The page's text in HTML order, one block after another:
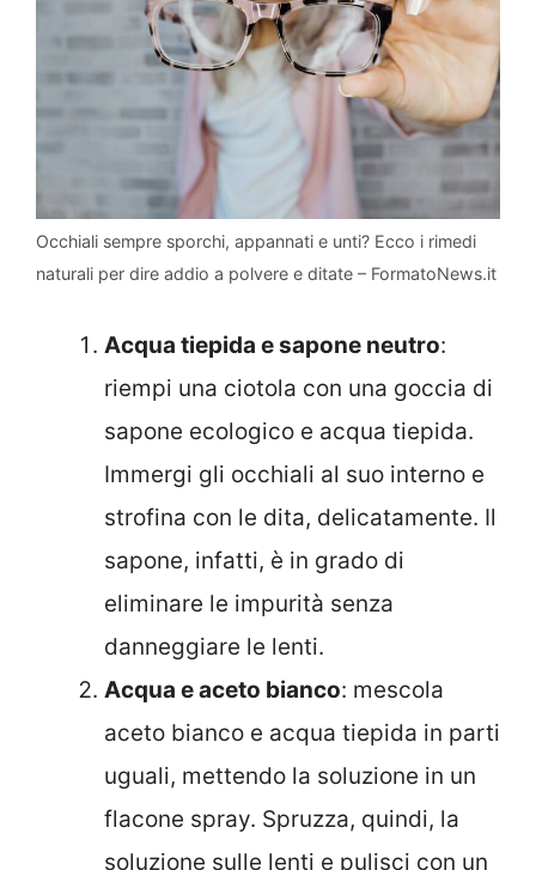
Occhiali sempre sporchi, appannati e unti? Ecco i rimedi
naturali per dire addio a polvere e ditate – FormatoNews.it
Acqua tiepida e sapone neutro:
riempi una ciotola con una goccia di
sapone ecologico e acqua tiepida.
Immergi gli occhiali al suo interno e
strofina con le dita, delicatamente. Il
sapone, infatti, è in grado di
eliminare le impurità senza
danneggiare le lenti.
Acqua e aceto bianco: mescola
aceto bianco e acqua tiepida in parti
uguali, mettendo la soluzione in un
flacone spray. Spruzza, quindi, la
soluzione sulle lenti e pulisci con un